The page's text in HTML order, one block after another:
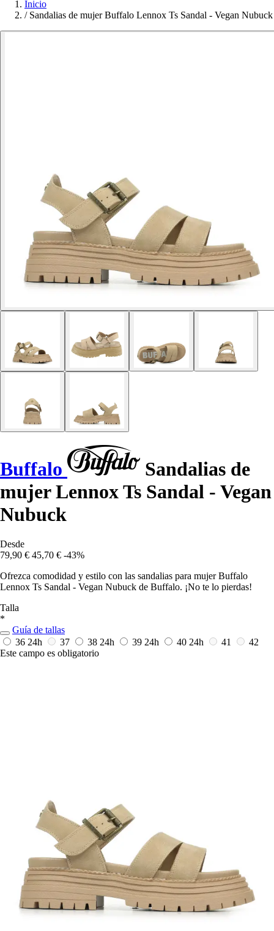
Inicio
/ Sandalias de mujer Buffalo Lennox Ts Sandal - Vegan Nubuck
Buffalo
Sandalias de
mujer Lennox Ts Sandal - Vegan
Nubuck
Desde
79,90 € 45,70 € -43%
Ofrezca comodidad y estilo con las sandalias para mujer Buffalo
Lennox Ts Sandal - Vegan Nubuck de Buffalo. ¡No te lo pierdas!
Talla
*
Guía de tallas
36 24h 37 38 24h 39 24h 40 24h 41
42
Este campo es obligatorio